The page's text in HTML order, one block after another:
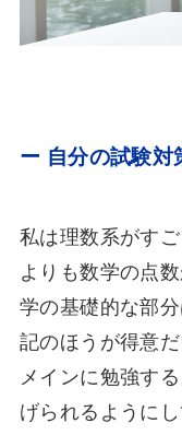
ー 自分の試験対
私は理数系がす
よりも数学の点
学の基礎的な部
記のほうが得意
メインに勉強す
げられるようにし